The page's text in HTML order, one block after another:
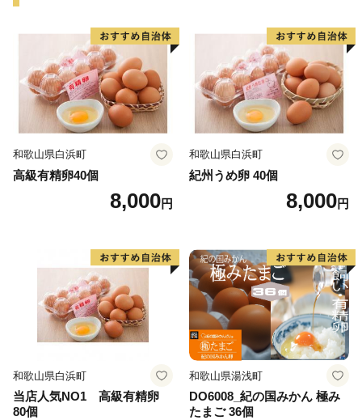
和歌山県白浜町
高級有精卵40個
8,000円
和歌山県白浜町
紀州うめ卵 40個
8,000円
和歌山県白浜町
当店人気NO1 高級有精卵
80個
和歌山県湯浅町
DO6008_紀の国みかん 極み
たまご 36個